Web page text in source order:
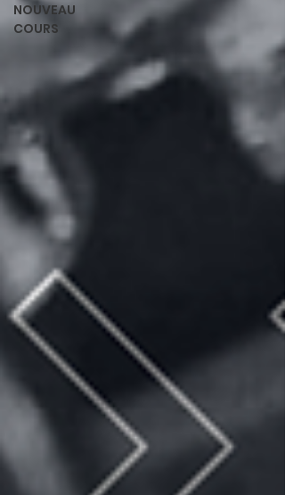
NOUVEAU
COURS